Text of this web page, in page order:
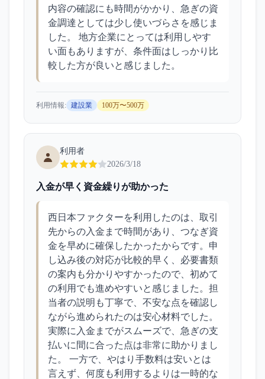
内容の確認にも時間がかかり、急ぎの資
金調達としては少し使いづらさを感じま
した。 地方企業にとっては利用しやす
い面もありますが、条件面はしっかり比
較した方が良いと感じました。
利用情報: 建設業 100万〜500万
利用者
2026/3/18
入金が早く資金繰りが助かった
西日本ファクターを利用したのは、取引
先からの入金まで時間があり、つなぎ資
金を早めに確保したかったからです。申
し込み後の対応が比較的早く、必要書類
の案内も分かりやすかったので、初めて
の利用でも進めやすいと感じました。担
当者の説明も丁寧で、不安な点を確認し
ながら進められたのは安心材料でした。
実際に入金までがスムーズで、急ぎの支
払いに間に合った点は非常に助かりまし
た。 一方で、やはり手数料は安いとは
言えず、何度も利用するよりは一時的な